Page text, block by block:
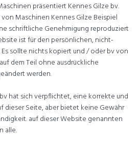
präsentiert Kennes Gilze bv.
Maschinen Kennes Gilze Beispiel
schriftliche Genehmigung reproduziert
ist für den persönlichen, nicht-
sollte nichts kopiert und / oder bv von
dem Teil ohne ausdrückliche
werden.
hat sich verpflichtet, eine korrekte und
dieser Seite, aber bietet keine Gewähr
auf dieser Website genannten
alle.